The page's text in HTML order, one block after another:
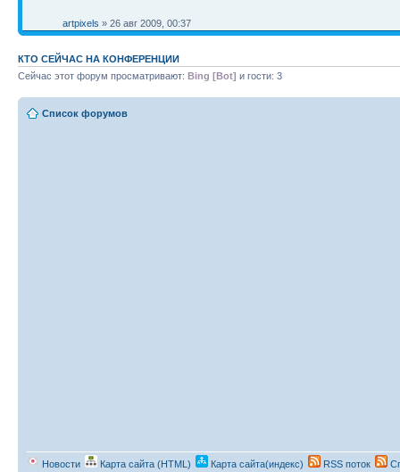
artpixels » 26 авг 2009, 00:37
КТО СЕЙЧАС НА КОНФЕРЕНЦИИ
Сейчас этот форум просматривают: Bing [Bot] и гости: 3
Список форумов
Новости Карта сайта (HTML) Карта сайта(индекс) RSS поток